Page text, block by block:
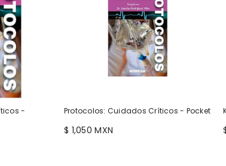
-
Protocolos: Cuidados Críticos - Pocket
$ 1,050 MXN